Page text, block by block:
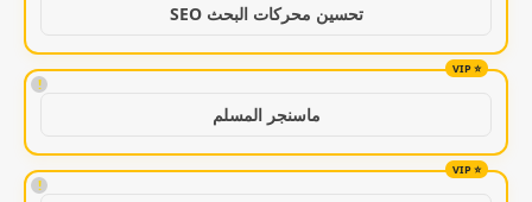
تحسين محركات البحث SEO
!
ماسنجر المسلم
!